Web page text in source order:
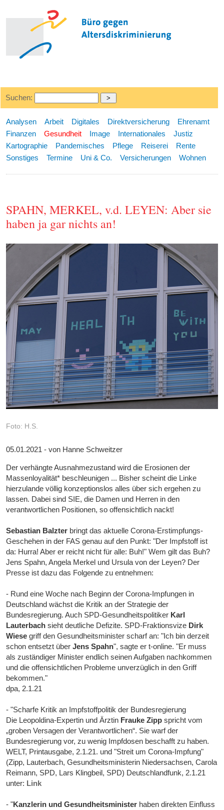
Suchen:
Analysen Arbeit Digitales Direktversicherung
Ehrenamt
Finanzen
Gesundheit Image Internationales
Justiz
Kartographie
Pandemisches Pflege Reiserei
Rente
Sonstiges
Termine Uni & Co. Versicherungen Wohnen
SPAHN, MERKEL, v.d. LEYEN: Aber sie
haben ja gar nichts an!
Foto: H.S.
05.01.2021 - von Hanne Schweitzer
Der verhängte Ausnahmezustand wird die Erosionen der
Massenloyalität* beschleunigen ... Bisher scheint die Linke
hierzulande völlig konzeptionslos alles über sich ergehen zu
lassen. Dabei sind SIE, die Damen und Herren in den
verantwortlichen Positionen, so offensichtlich nackt!
Sebastian Balzter bringt das aktuelle Corona-Erstimpfungs-
Geschehen in der FAS genau auf den Punkt: "Der Impfstoff ist
da: Hurra! Aber er reicht nicht für alle: Buh!" Wem gilt das Buh?
Jens Spahn, Angela Merkel und Ursula von der Leyen? Der
Presse ist dazu das Folgende zu entnehmen:
- Rund eine Woche nach Beginn der Corona-Impfungen in
Deutschland wächst die Kritik an der Strategie der
Bundesregierung. Auch SPD-Gesundheitspolitiker Karl
Lauterbach sieht deutliche Defizite. SPD-Fraktionsvize Dirk
Wiese griff den Gesundheitsminister scharf an: "Ich bin derzeit
schon entsetzt überJens Spahn", sagte er t-online. "Er muss
als zuständiger Minister endlich seinen Aufgaben nachkommen
und die offensichtlichen Probleme unverzüglich in den Griff
bekommen."
dpa, 2.1.21
- "Scharfe Kritik an Impfstoffpolitik der Bundesregierung
Die Leopoldina-Expertin und Ärztin Frauke Zipp spricht vom
„groben Versagen der Verantwortlichen“. Sie warf der
Bundesregierung vor, zu wenig Impfdosen beschafft zu haben.
WELT, Printausgabe, 2.1.21. und "Streit um Corona-Impfung"
(Zipp, Lauterbach, Gesundheitsministerin Niedersachsen, Carola
Reimann, SPD, Lars Klingbeil, SPD) Deutschlandfunk, 2.1.21
unter: Link
- "Kanzlerin und Gesundheitsminister haben direkten Einfluss